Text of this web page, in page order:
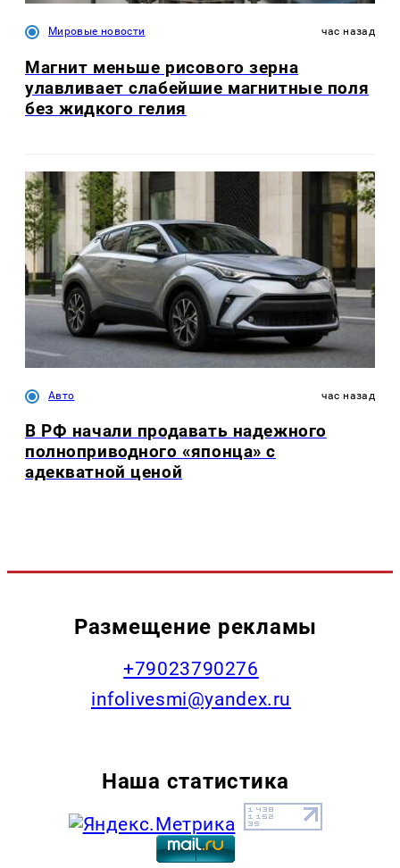
Мировые новости час назад
Магнит меньше рисового зерна
улавливает слабейшие магнитные поля
без жидкого гелия
Авто час назад
В РФ начали продавать надежного
полноприводного «японца» с
адекватной ценой
Размещение рекламы
+79023790276
infolivesmi@yandex.ru
Наша статистика